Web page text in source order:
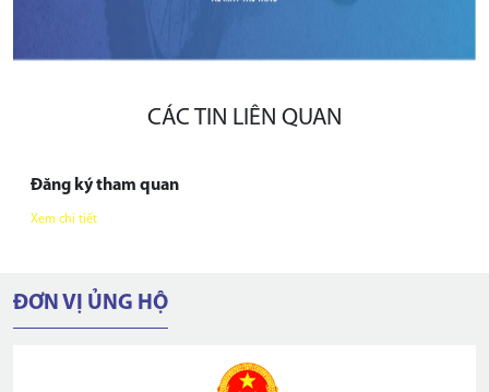
CÁC TIN LIÊN QUAN
Đăng ký tham quan
Xem chi tiết
ĐƠN VỊ ỦNG HỘ